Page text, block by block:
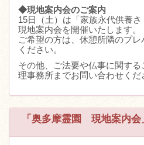
◆現地案内会のご案内
15日（土）は「家族永代供養
現地案内会を開催いたします。
ご希望の方は、休憩所隣のプ
ください。
その他、ご法要や仏事に関す
理事務所までお問い合わせくだ
「奥多摩霊園 現地案内